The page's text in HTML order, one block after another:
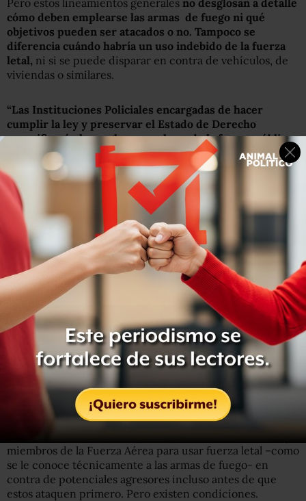
cómo deben emplearse las armas de fuego ni qué
objetivos pueden ser atacados o no. Tampoco se
diferencia cuándo habría un uso indebido de la fuerza
letal, ni si se puede disparar en contra de vehículos, de
viviendas o similares.
“Las Instituciones Policiales encargadas de hacer
cumplir la ley y preservar el Estado de Derecho
especificarán las reglas para el uso de la fuerza pública
en los manuales que contengan los procedimientos de
actuación” indica el capítulo tres de esos lineamientos.
Públicamente los referidos manuales no se conocen si es
que existen. La Secretaría de Seguridad Pública Federal
desapareció al iniciar este sexenio pero los lineamientos
no fueron actualizados.
En la solicitud de transparencia folio 0413100019814 un
ciudadano pidió a la Policía Federal que se le facilitara
una versión del manual de Uso de la Fuerza, pero la
corporación dijo que tal documento era i nexistentey
que lo que estaba disponible eran los lineamientos
generales publicados en el 2012.
El manual militar
El Manual de Uso de la Fuerza, de aplicación Común a las
tres Fuerzas Armadas da luz verde a militares, marinos y
miembros de la Fuerza Aérea para usar fuerza letal –como
se le conoce técnicamente a las armas de fuego- en
contra de potenciales agresores incluso antes de que
estos ataquen primero. Pero existen condiciones.